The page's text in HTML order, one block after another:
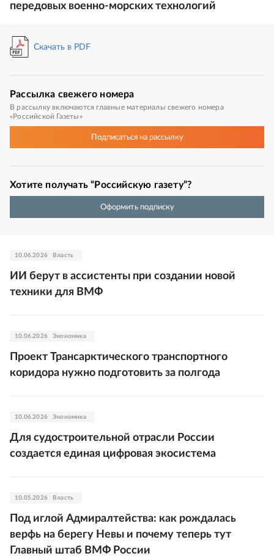
передовых военно-морских технологий
Скачать в PDF
Рассылка свежего номера
В рассылку включаются главные материалы свежего номера
«Российской Газеты»
Подписатьсяна рассылку
Хотите получать “Российскую газету”?
Оформить подписку
10.06.2026 Власть
ИИ берут в ассистенты при создании новой
техники для ВМФ
10.06.2026 Экономика
Проект Трансарктического транспортного
коридора нужно подготовить за полгода
10.06.2026 Экономика
Для судостроительной отрасли России
создается единая цифровая экосистема
10.05.2026 Власть
Под иглой Адмиралтейства: как рождалась
верфь на берегу Невы и почему теперь тут
Главный штаб ВМФ России